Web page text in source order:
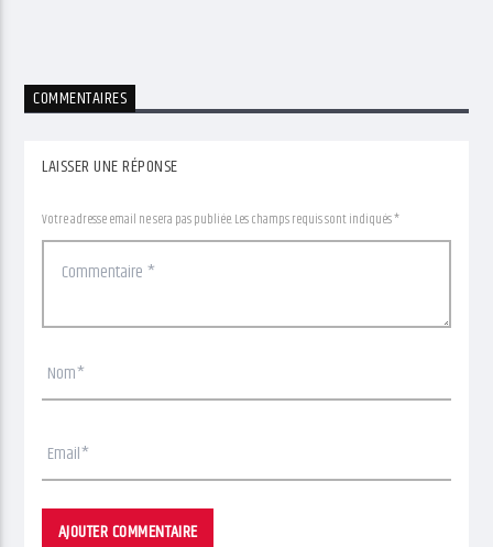
COMMENTAIRES
LAISSER UNE RÉPONSE
Votre adresse email ne sera pas publiée. Les champs requis sont indiqués *